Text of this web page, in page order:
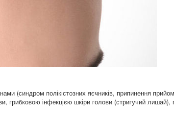
(синдром полікістозних яєчників, припинення
грибковою інфекцією шкіри голови (стригучий лишай),